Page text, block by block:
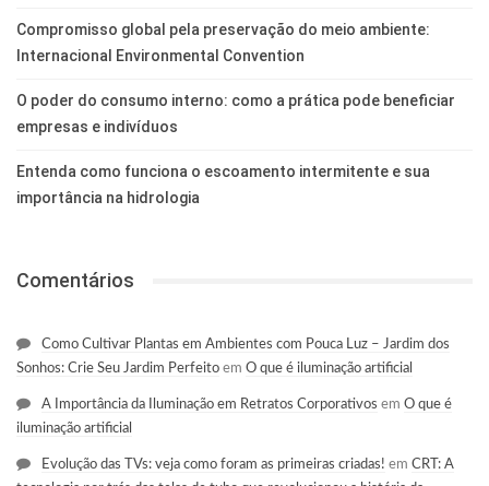
Compromisso global pela preservação do meio ambiente:
Internacional Environmental Convention
O poder do consumo interno: como a prática pode beneficiar
empresas e indivíduos
Entenda como funciona o escoamento intermitente e sua
importância na hidrologia
Comentários
Como Cultivar Plantas em Ambientes com Pouca Luz – Jardim dos
Sonhos: Crie Seu Jardim Perfeito em O que é iluminação artificial
A Importância da Iluminação em Retratos Corporativos em O que é
iluminação artificial
Evolução das TVs: veja como foram as primeiras criadas! em CRT: A